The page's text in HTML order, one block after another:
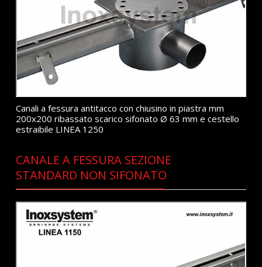
Canali a fessura antitacco con chiusino in piastra mm
200x200 ribassato scarico sifonato Ø 63 mm e cestello
estraibile LINEA 1250
CANALE A FESSURA SEZIONE
STANDARD NON SIFONATO